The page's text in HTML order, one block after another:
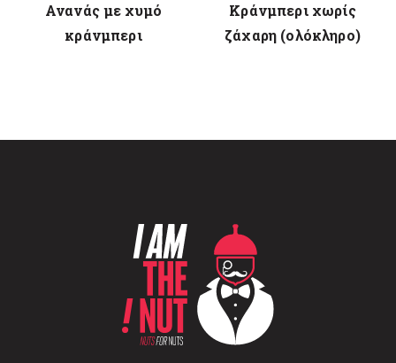
Ανανάς με χυμό
κράνμπερι
Κράνμπερι χωρίς
ζάχαρη (ολόκληρο)